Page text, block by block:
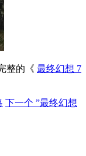
整的《 最终幻想 7
下一个 ”最终幻想